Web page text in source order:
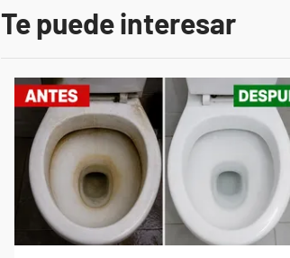
Te puede interesar